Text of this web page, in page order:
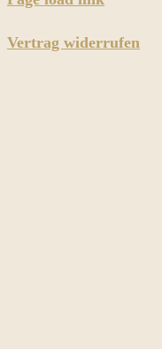
Vertrag widerrufen